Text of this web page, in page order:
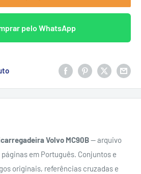
pelo WhatsApp
Volvo MC90B— arquivo
em Português. Conjuntos e
originais, referências cruzadas e